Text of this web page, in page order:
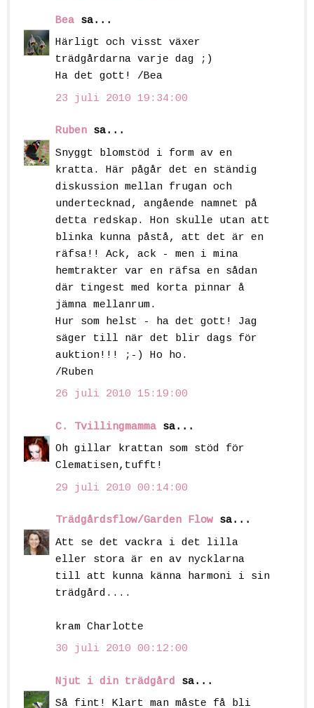
Bea sa...
Härligt och visst växer
trädgårdarna varje dag ;)
Ha det gott! /Bea
23 juli 2010 19:34:00
Ruben sa...
Snyggt blomstöd i form av en
kratta. Här pågår det en ständig
diskussion mellan frugan och
undertecknad, angående namnet på
detta redskap. Hon skulle utan att
blinka kunna påstå, att det är en
räfsa!! Ack, ack - men i mina
hemtrakter var en räfsa en sådan
där tingest med korta pinnar å
jämna mellanrum.
Hur som helst - ha det gott! Jag
säger till när det blir dags för
auktion!!! ;-) Ho ho.
/Ruben
26 juli 2010 15:19:00
C. Tvillingmamma sa...
Oh gillar krattan som stöd för
Clematisen,tufft!
29 juli 2010 00:14:00
Trädgårdsflow/Garden Flow sa...
Att se det vackra i det lilla
eller stora är en av nycklarna
till att kunna känna harmoni i sin
trädgård....
kram Charlotte
30 juli 2010 00:12:00
Njut i din trädgård sa...
Så fint! Klart man måste få bli